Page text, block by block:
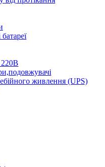
220В
живлення (UPS)